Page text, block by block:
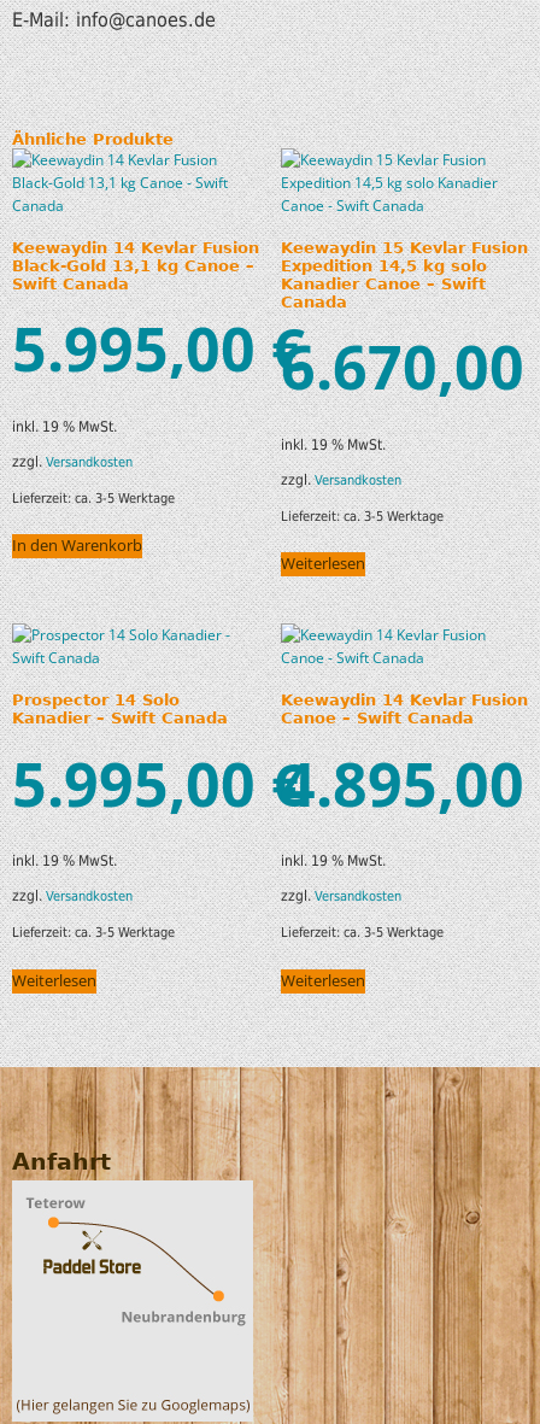
E-Mail: info@canoes.de
Ähnliche Produkte
Keewaydin 14 Kevlar Fusion
Black-Gold 13,1 kg Canoe –
Swift Canada
5.995,00€
inkl. 19 % MwSt.
zzgl.Versandkosten
Lieferzeit:ca. 3-5 Werktage
In den Warenkorb
Keewaydin 15 Kevlar Fusion
Expedition 14,5 kg solo
Kanadier Canoe – Swift
Canada
6.670,00
inkl. 19 % MwSt.
zzgl.Versandkosten
Lieferzeit:ca. 3-5 Werktage
Weiterlesen
Prospector 14 Solo
Kanadier – Swift Canada
5.995,00€
inkl. 19 % MwSt.
zzgl.Versandkosten
Lieferzeit:ca. 3-5 Werktage
Weiterlesen
Keewaydin 14 Kevlar Fusion
Canoe – Swift Canada
4.895,00
inkl. 19 % MwSt.
zzgl.Versandkosten
Lieferzeit:ca. 3-5 Werktage
Weiterlesen
Anfahrt